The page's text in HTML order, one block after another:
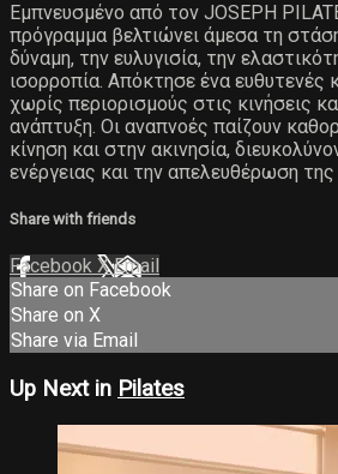
Εμπνευσμένο από τον JOSEPH
πρόγραμμα βελτιώνει άμεσα τη
δύναμη, την ευλυγισία, την
ισορροπία. Απόκτησε ένα ευθυτενές
χωρίς περιορισμούς στις κινήσεις
ανάπτυξη. Οι αναπνοές παίζουν
κίνηση και στην ακινησία,
ενέργειας και την απελευθέρωση
Share with friends
Facebook XEmail
Share on Facebook
Share on X
Share via Email
Up Next in Pilates